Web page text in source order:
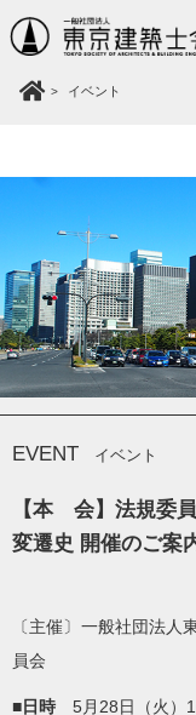
イベント
EVENT イベント
【本 会】法規委
変遷史 開催のご案
〔主催〕一般社団法
員会
■日時 5月28日（火）